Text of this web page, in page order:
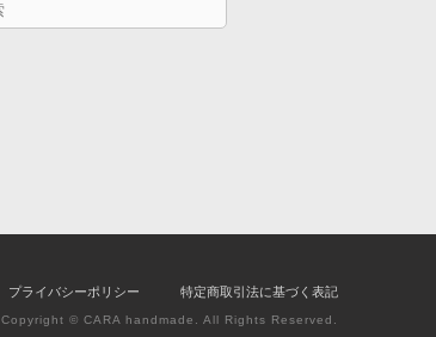
プライバシーポリシー 特定商取引法に基づく表記
Copyright © CARA handmade. All Rights Reserved.